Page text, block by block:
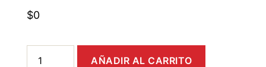
$0
AÑADIR AL CARRITO